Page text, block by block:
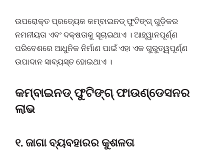
ଉପରୋକ୍ତ ପ୍ରତ୍ୟେକ କମ୍ବାଇନଡ୍ ଫୁଟିଙ୍ଗ୍ ଗୁଡ଼ିକର
ନମନୀୟତା ଏବଂ ଦକ୍ଷତାକୁ ସୂଚାଇଥାଏ । ଆହ୍ୱାନପୂର୍ଣ୍ଣ
ପରିବେଶରେ ଆଧୁନିକ ନିର୍ମାଣ ପାଇଁ ଏହା ଏକ ଗୁରୁତ୍ୱପୂର୍ଣ୍ଣ
ଉପାଦାନ ସାବ୍ୟସ୍ତ ହୋଇଥାଏ ।
କମ୍ବାଇନଡ୍ ଫୁଟିଙ୍ଗ୍ ଫାଉଣ୍ଡେସନର
ଲାଭ
୧. ଜାଗା ବ୍ୟବହାରର କୁଶଳତା